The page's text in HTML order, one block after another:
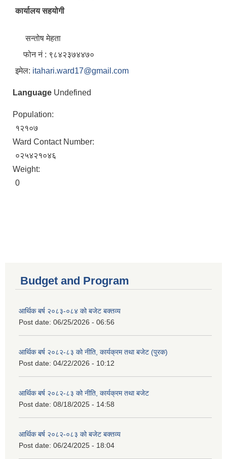
कार्यालय सहयोगी
सन्तोष मेहता
फोन नं : ९८४२३७४४७०
इमेल: itahari.ward17@gmail.com
Language Undefined
Population:
१२१०७
Ward Contact Number:
०२५४२१०४६
Weight:
0
Budget and Program
आर्थिक बर्ष २०८३-०८४ को बजेट बक्तव्य
Post date: 06/25/2026 - 06:56
आर्थिक बर्ष २०८२-८३ को नीति, कार्यक्रम तथा बजेट (पुरक)
Post date: 04/22/2026 - 10:12
आर्थिक बर्ष २०८२-८३ को नीति, कार्यक्रम तथा बजेट
Post date: 08/18/2025 - 14:58
आर्थिक बर्ष २०८२-०८३ को बजेट बक्तव्य
Post date: 06/24/2025 - 18:04